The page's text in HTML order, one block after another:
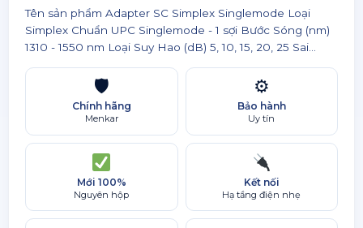
Tên sản phẩm Adapter SC Simplex Singlemode Loại
Simplex Chuẩn UPC Singlemode - 1 sợi Bước Sóng (nm)
1310 - 1550 nm Loại Suy Hao (dB) 5, 10, 15, 20, 25 Sai...
🛡
Chính hãng
Menkar
⚙
Bảo hành
Uy tín
Mới 100%
Nguyên hộp
Kết nối
Hạ tầng điện nhẹ